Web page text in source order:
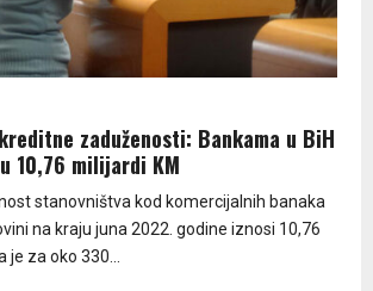
zaduženosti: Bankama u BiH
10,76 milijardi KM
stanovništva kod komercijalnih banaka
na kraju juna 2022. godine iznosi 10,76
za oko 330...